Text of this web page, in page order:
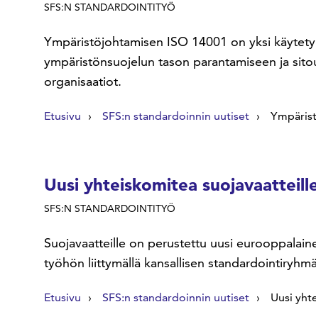
SFS:N STANDARDOINTITYÖ
Ympäristöjohtamisen ISO 14001 on yksi
ympäristönsuojelun tason parantamiseen ja
organisaatiot.
Etusivu SFS:n standardoinnin uutiset
Uusi yhteiskomitea
SFS:N STANDARDOINTITYÖ
Suojavaatteille on perustettu uusi
työhön liittymällä kansallisen
Etusivu SFS:n standardoinnin uutiset Uusi